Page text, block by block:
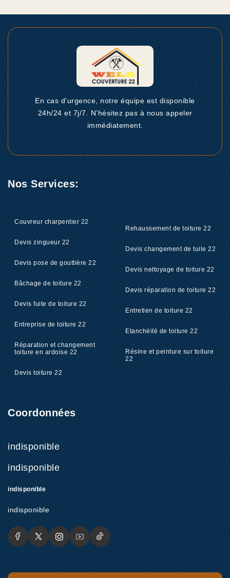
En cas d’urgence, notre équipe est disponible
24h/24 et 7j/7. N’hésitez pas à nous appeler
immédiatement.
Nos Services:
Couvreur charpentier 22
Devis zingueur 22
Devis pose de gouttière 22
Bâchage de toiture 22
Devis fuite de toiture 22
Entreprise de toiture 22
Réparation et changement
toiture en ardoise 22
Devis toiture 22
Rehaussement de toiture 22
Devis changement de tuile 22
Devis nettoyage de toiture 22
Devis réparation de toiture 22
Entretien de toiture 22
Etanchéité de toiture 22
Résine et peinture sur toiture
22
Coordonnées
indisponible
indisponible
indisponible
indisponible